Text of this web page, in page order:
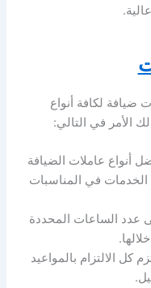
ضيافة لكافة أنواع
الأمر في التالي:
أنواع عاملات الضيافة
في المناسبات
عدد الساعات المحددة
كل الالتزام بالمواعيد